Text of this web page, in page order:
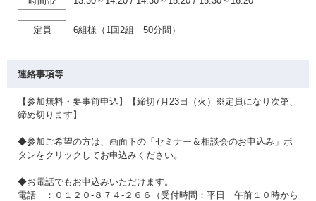
定員 6組様（1回2組 50分間）
連絡事項等
【参加無料・要事前申込】【締切7月23日（火）※定員になり次第、
締め切ります】
◆参加ご希望の方は、画面下の「セミナー＆相談会のお申込み」ボ
タンをクリックしてお申込みください。
◆お電話でもお申込みいただけます。
電話 ：０１２０-８７４-２６６（受付時間：平日 午前１０時から